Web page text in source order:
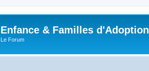
Enfance & Familles d'Adoption
Le Forum